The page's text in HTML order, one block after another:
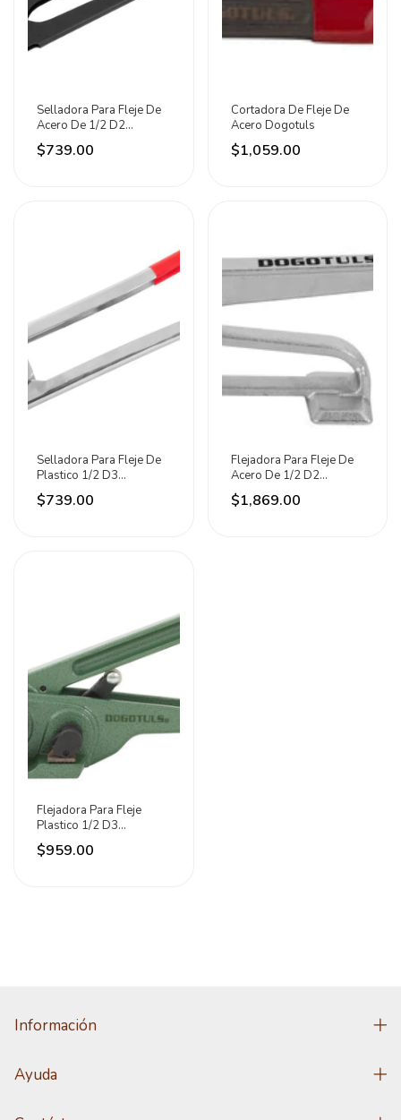
Selladora Para Fleje De
Acero De 1/2 D2
Dogotuls
$739.00
Cortadora De Fleje De
Acero Dogotuls
$1,059.00
Selladora Para Fleje De
Plastico 1/2 D3
Dogotuls
$739.00
Flejadora Para Fleje De
Acero De 1/2 D2
Dogotuls
$1,869.00
Flejadora Para Fleje
Plastico 1/2 D3
Dogotuls
$959.00
Información
Ayuda